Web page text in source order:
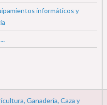
informáticos y
Ganadería, Caza y